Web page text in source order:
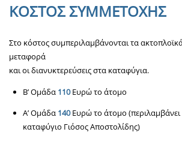
ΚΟΣΤΟΣ ΣΥΜΜΕΤΟΧΗΣ
Στο κόστος συμπεριλαμβάνονται τα ακτοπλοϊκά
μεταφορά
και οι διανυκτερεύσεις στα καταφύγια.
Β’ Ομάδα 110Ευρώ το άτομο
Α’ Ομάδα 140Ευρώ το άτομο (περιλαμβάνει
καταφύγιο Γιόσος Αποστολίδης)